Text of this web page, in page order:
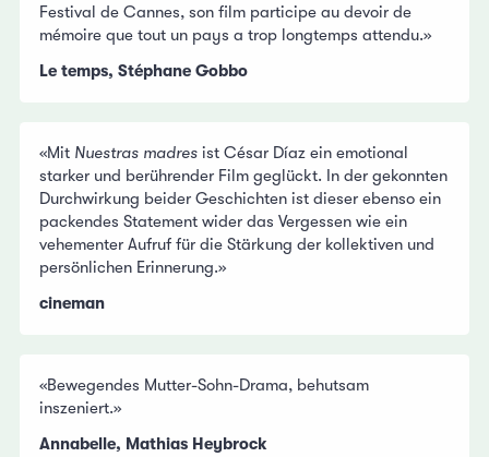
Festival de Cannes, son film participe au devoir de
mémoire que tout un pays a trop longtemps attendu.»
Le temps, Stéphane Gobbo
«Mit Nuestras madres ist César Díaz ein emotional
starker und berührender Film geglückt. In der gekonnten
Durchwirkung beider Geschichten ist dieser ebenso ein
packendes Statement wider das Vergessen wie ein
vehementer Aufruf für die Stärkung der kollektiven und
persönlichen Erinnerung.»
cineman
«Bewegendes Mutter-Sohn-Drama, behutsam
inszeniert.»
Annabelle, Mathias Heybrock